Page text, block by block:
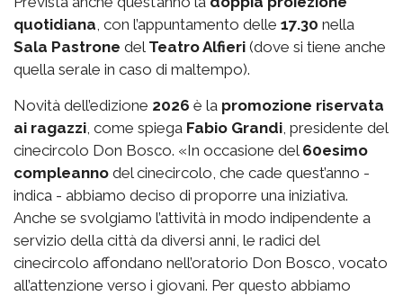
quotidiana, con l’appuntamento delle 17.30 nella
Sala Pastrone del Teatro Alfieri (dove si tiene anche
quella serale in caso di maltempo).
Novità dell’edizione 2026 è la promozione riservata
ai ragazzi, come spiega Fabio Grandi, presidente del
cinecircolo Don Bosco. «In occasione del 60esimo
compleanno del cinecircolo, che cade quest’anno -
indica - abbiamo deciso di proporre una iniziativa.
Anche se svolgiamo l’attività in modo indipendente a
servizio della città da diversi anni, le radici del
cinecircolo affondano nell’oratorio Don Bosco, vocato
all’attenzione verso i giovani. Per questo abbiamo